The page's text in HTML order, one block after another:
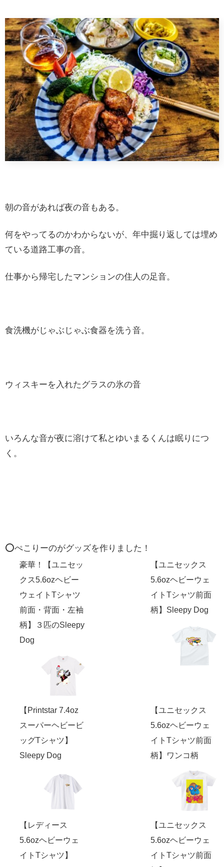
朝の音があれば夜の音もある。
何をやってるのかわからないが、年中掘り返しては埋め
ている道路工事の音。
仕事から帰宅したマンションの住人の足音。
食洗機がじゃぶじゃぶ食器を洗う音。
ウィスキーを入れたグラスの氷の音
いろんな音が夜に溶けて私とゆいまるくんは眠りにつ
く。
⭕️ぺこりーのがグッズを作りました！
豪華！【ユニセッ
クス5.6ozヘビー
ウェイトTシャツ
前面・背面・左袖
柄】３匹のSleepy
Dog
【ユニセックス
5.6ozヘビーウェ
イトTシャツ前面
柄】Sleepy Dog
【Printstar 7.4oz
スーパーヘビービ
ッグTシャツ】
Sleepy Dog
【ユニセックス
5.6ozヘビーウェ
イトTシャツ前面
柄】ワンコ柄
【レディース
5.6ozヘビーウェ
イトTシャツ】
【ユニセックス
5.6ozヘビーウェ
イトTシャツ前面